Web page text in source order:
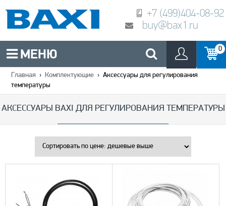
+7 (499)404-08-92
buy@bax1.ru
0
МЕНЮ
Главная › Комплектующие › Аксессуары для регулирования
температуры
АКСЕССУАРЫ BAXI ДЛЯ РЕГУЛИРОВАНИЯ ТЕМПЕРАТУРЫ